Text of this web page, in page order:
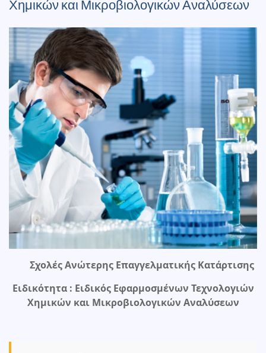
Χημικών και Μικροβιολογικών Αναλύσεων
Σχολές Ανώτερης Επαγγελματικής Κατάρτισης
Ειδικότητα : Ειδικός Εφαρμοσμένων Τεχνολογιών
Χημικών και Μικροβιολογικών Αναλύσεων